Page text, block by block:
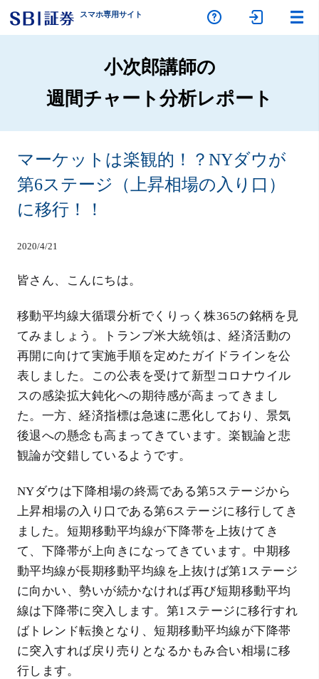
スマホ専用サイト
小次郎講師の
週間チャート分析レポート
マーケットは楽観的！？NYダウが
第6ステージ（上昇相場の入り口）
に移行！！
2020/4/21
皆さん、こんにちは。
移動平均線大循環分析でくりっく株365の銘柄を見
てみましょう。トランプ米大統領は、経済活動の
再開に向けて実施手順を定めたガイドラインを公
表しました。この公表を受けて新型コロナウイル
スの感染拡大鈍化への期待感が高まってきまし
た。一方、経済指標は急速に悪化しており、景気
後退への懸念も高まってきています。楽観論と悲
観論が交錯しているようです。
NYダウは下降相場の終焉である第5ステージから
上昇相場の入り口である第6ステージに移行してき
ました。短期移動平均線が下降帯を上抜けてき
て、下降帯が上向きになってきています。中期移
動平均線が長期移動平均線を上抜けば第1ステージ
に向かい、勢いが続かなければ再び短期移動平均
線は下降帯に突入します。第1ステージに移行すれ
ばトレンド転換となり、短期移動平均線が下降帯
に突入すれば戻り売りとなるかもみ合い相場に移
行します。